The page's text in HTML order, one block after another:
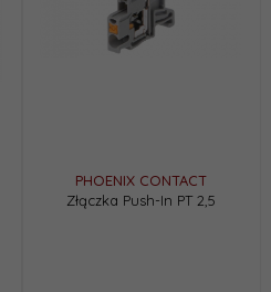
PHOENIX CONTACT
Złączka Push-In PT 2,5